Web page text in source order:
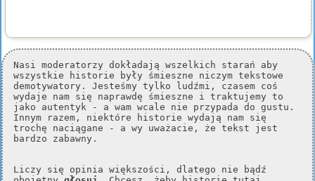
Nasi moderatorzy dokładają wszelkich starań aby
wszystkie historie były śmieszne niczym tekstowe
demotywatory. Jesteśmy tylko ludźmi, czasem coś
wydaje nam się naprawdę śmieszne i traktujemy to
jako autentyk - a wam wcale nie przypada do gustu.
Innym razem, niektóre historie wydają nam się
trochę naciągane - a wy uważacie, że tekst jest
bardzo zabawny.
Liczy się opinia większości, dlatego nie bądź